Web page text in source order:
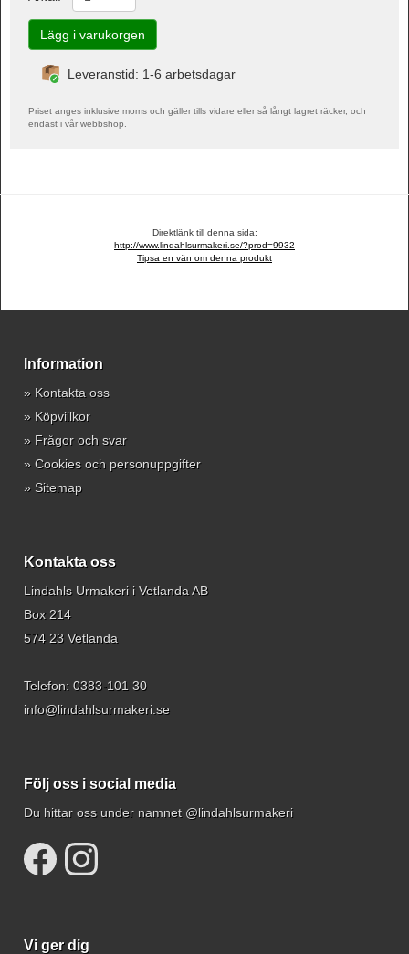
Leveranstid: 1-6 arbetsdagar
Priset anges inklusive moms och gäller tills vidare eller så långt lagret räcker, och
endast i vår webbshop.
Direktlänk till denna sida:
http://www.lindahlsurmakeri.se/?prod=9932
Tipsa en vän om denna produkt
Information
» Kontakta oss
» Köpvillkor
» Frågor och svar
» Cookies och personuppgifter
» Sitemap
Kontakta oss
Lindahls Urmakeri i Vetlanda AB
Box 214
574 23 Vetlanda
Telefon: 0383-101 30
info@lindahlsurmakeri.se
Följ oss i social media
Du hittar oss under namnet @lindahlsurmakeri
Vi ger dig